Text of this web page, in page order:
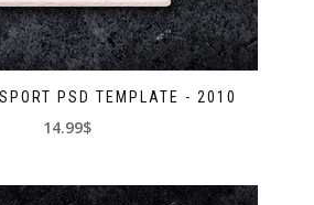
PSD TEMPLATE - 2010
14.99$